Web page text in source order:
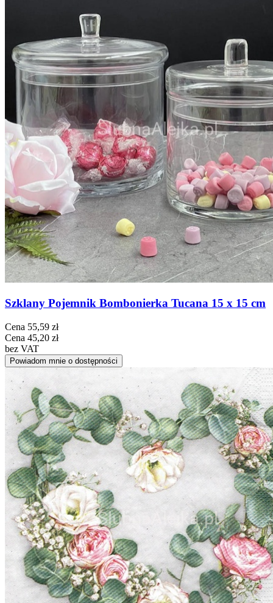
Szklany Pojemnik Bombonierka Tucana 15 x 15 cm
Cena 55,59 zł
Cena 45,20 zł
bez VAT
Powiadom mnie o dostępności